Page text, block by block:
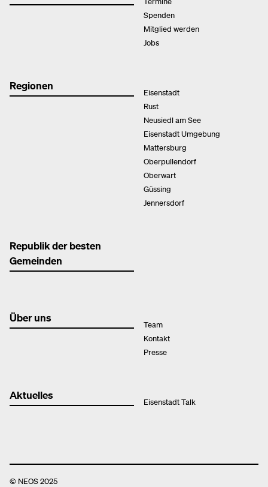
Spenden
Mitglied werden
Jobs
Regionen
Eisenstadt
Rust
Neusiedl am See
Eisenstadt Umgebung
Mattersburg
Oberpullendorf
Oberwart
Güssing
Jennersdorf
Republik der besten
Gemeinden
Über uns
Team
Kontakt
Presse
Aktuelles
Eisenstadt Talk
© NEOS 2025